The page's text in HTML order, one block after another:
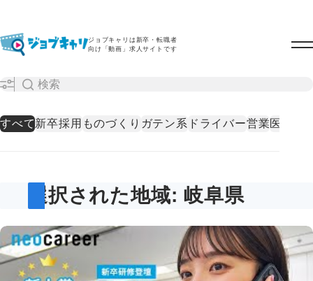
ジョブキャリは新卒・転職者
向け「動画」求人サイトです
すべて新卒採用 ものづくり ガテン系 ドライバー営業医療・
選択された地域: 岐阜県